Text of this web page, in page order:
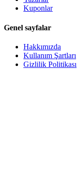
Kuponlar
Genel sayfalar
Hakkımızda
Kullanım Şartları
Gizlilik Politikası